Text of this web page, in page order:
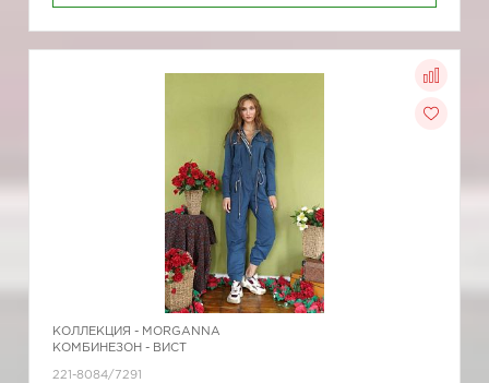
КОЛЛЕКЦИЯ - MORGANNA
КОМБИНЕЗОН - ВИСТ
221-8084/7291